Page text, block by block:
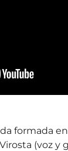
formada
(voz y